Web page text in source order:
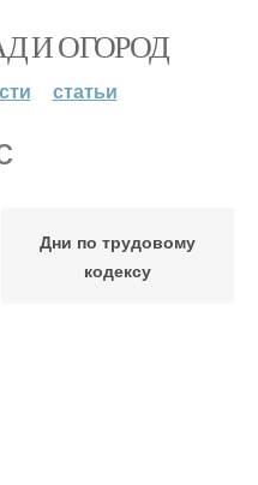
И ОГОРОД
статьи
Дни по трудовому
кодексу